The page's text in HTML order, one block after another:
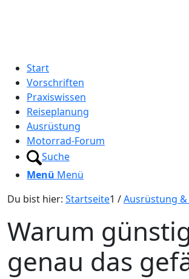
Start
Vorschriften
Praxiswissen
Reiseplanung
Ausrüstung
Motorrad-Forum
Suche
Menü Menü
Du bist hier: Startseite1 /Ausrüstung
Warum
genau das